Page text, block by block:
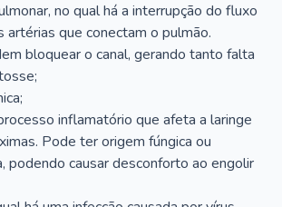
no qual há a interrupção do fluxo
artérias que conectam o pulmão.
bloquear o canal, gerando tanto falta
inflamatório que afeta a laringe
Pode ter origem fúngica ou
podendo causar desconforto ao engolir